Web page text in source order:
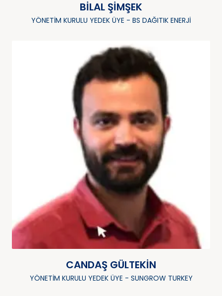
BILAL ŞIMŞEK
YÖNETIM KURULU YEDEK ÜYE - BS DAĞITIK ENERJI
CANDAŞ GÜLTEKIN
YÖNETIM KURULU YEDEK ÜYE - SUNGROW TURKEY